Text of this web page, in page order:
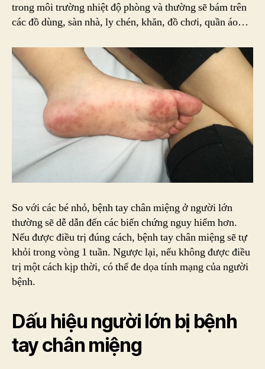
trong môi trường nhiệt độ phòng và thường sẽ bám trên
các đồ dùng, sàn nhà, ly chén, khăn, đồ chơi, quần áo…
So với các bé nhỏ, bệnh tay chân miệng ở người lớn
thường sẽ dễ dẫn đến các biến chứng nguy hiểm hơn.
Nếu được điều trị đúng cách, bệnh tay chân miệng sẽ tự
khỏi trong vòng 1 tuần. Ngược lại, nếu không được điều
trị một cách kịp thời, có thể đe dọa tính mạng của người
bệnh.
Dấu hiệu người lớn bị bệnh
tay chân miệng